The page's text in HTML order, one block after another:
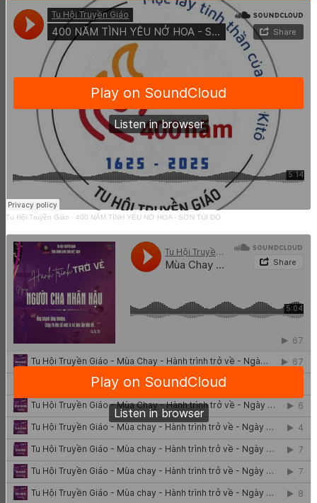
Tu Hội Truyền Giáo · 400 NĂM TÌNH YÊU NỞ HOA - SƠN TÚI ĐỎ